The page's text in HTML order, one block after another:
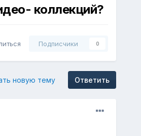
коллекций?
Подписчики 0
Ответить
новую тему